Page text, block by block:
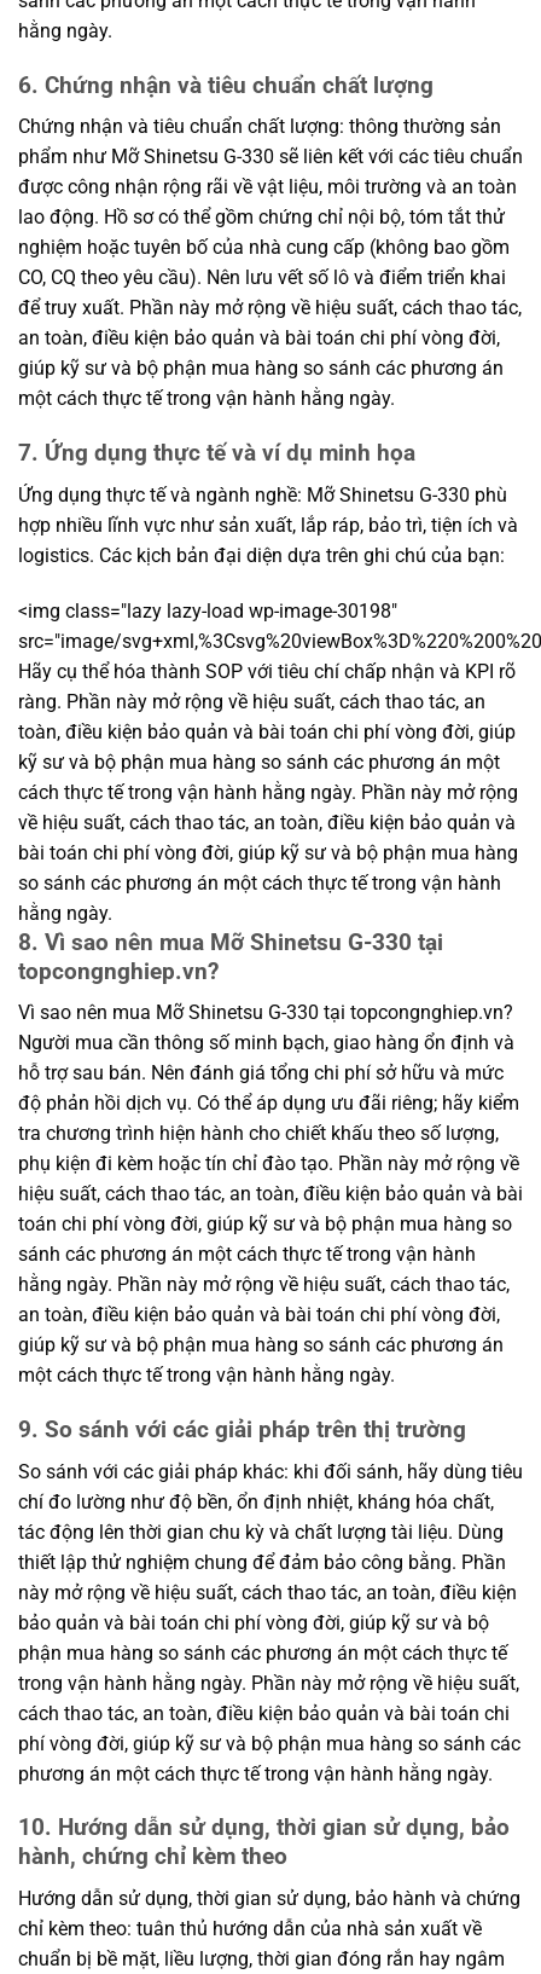
hằng ngày.
6. Chứng nhận và tiêu chuẩn chất lượng
Chứng nhận và tiêu chuẩn chất lượng: thông thường sản
phẩm như Mỡ Shinetsu G-330 sẽ liên kết với các tiêu chuẩn
được công nhận rộng rãi về vật liệu, môi trường và an toàn
lao động. Hồ sơ có thể gồm chứng chỉ nội bộ, tóm tắt thử
nghiệm hoặc tuyên bố của nhà cung cấp (không bao gồm
CO, CQ theo yêu cầu). Nên lưu vết số lô và điểm triển khai
để truy xuất. Phần này mở rộng về hiệu suất, cách thao tác,
an toàn, điều kiện bảo quản và bài toán chi phí vòng đời,
giúp kỹ sư và bộ phận mua hàng so sánh các phương án
một cách thực tế trong vận hành hằng ngày.
7. Ứng dụng thực tế và ví dụ minh họa
Ứng dụng thực tế và ngành nghề: Mỡ Shinetsu G-330 phù
hợp nhiều lĩnh vực như sản xuất, lắp ráp, bảo trì, tiện ích và
logistics. Các kịch bản đại diện dựa trên ghi chú của bạn:
<img class="lazy lazy-load wp-image-30198"
src="image/
Hãy cụ thể hóa thành SOP với tiêu chí chấp nhận và KPI rõ
ràng. Phần này mở rộng về hiệu suất, cách thao tác, an
toàn, điều kiện bảo quản và bài toán chi phí vòng đời, giúp
kỹ sư và bộ phận mua hàng so sánh các phương án một
cách thực tế trong vận hành hằng ngày. Phần này mở rộng
về hiệu suất, cách thao tác, an toàn, điều kiện bảo quản và
bài toán chi phí vòng đời, giúp kỹ sư và bộ phận mua hàng
so sánh các phương án một cách thực tế trong vận hành
hằng ngày.
8. Vì sao nên mua Mỡ Shinetsu G-330 tại
topcongnghiep.vn?
Vì sao nên mua Mỡ Shinetsu G-330 tại topcongnghiep.vn?
Người mua cần thông số minh bạch, giao hàng ổn định và
hỗ trợ sau bán. Nên đánh giá tổng chi phí sở hữu và mức
độ phản hồi dịch vụ. Có thể áp dụng ưu đãi riêng; hãy kiểm
tra chương trình hiện hành cho chiết khấu theo số lượng,
phụ kiện đi kèm hoặc tín chỉ đào tạo. Phần này mở rộng về
hiệu suất, cách thao tác, an toàn, điều kiện bảo quản và bài
toán chi phí vòng đời, giúp kỹ sư và bộ phận mua hàng so
sánh các phương án một cách thực tế trong vận hành
hằng ngày. Phần này mở rộng về hiệu suất, cách thao tác,
an toàn, điều kiện bảo quản và bài toán chi phí vòng đời,
giúp kỹ sư và bộ phận mua hàng so sánh các phương án
một cách thực tế trong vận hành hằng ngày.
9. So sánh với các giải pháp trên thị trường
So sánh với các giải pháp khác: khi đối sánh, hãy dùng tiêu
chí đo lường như độ bền, ổn định nhiệt, kháng hóa chất,
tác động lên thời gian chu kỳ và chất lượng tài liệu. Dùng
thiết lập thử nghiệm chung để đảm bảo công bằng. Phần
này mở rộng về hiệu suất, cách thao tác, an toàn, điều kiện
bảo quản và bài toán chi phí vòng đời, giúp kỹ sư và bộ
phận mua hàng so sánh các phương án một cách thực tế
trong vận hành hằng ngày. Phần này mở rộng về hiệu suất,
cách thao tác, an toàn, điều kiện bảo quản và bài toán chi
phí vòng đời, giúp kỹ sư và bộ phận mua hàng so sánh các
phương án một cách thực tế trong vận hành hằng ngày.
10. Hướng dẫn sử dụng, thời gian sử dụng, bảo
hành, chứng chỉ kèm theo
Hướng dẫn sử dụng, thời gian sử dụng, bảo hành và chứng
chỉ kèm theo: tuân thủ hướng dẫn của nhà sản xuất về
chuẩn bị bề mặt, liều lượng, thời gian đóng rắn hay ngâm